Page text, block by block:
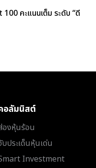
คะแนนเต็ม ระดับ “ดี
อลัมนิสต์
องหุ้นร้อน
บประเด็นหุ้นเด่น
Investment